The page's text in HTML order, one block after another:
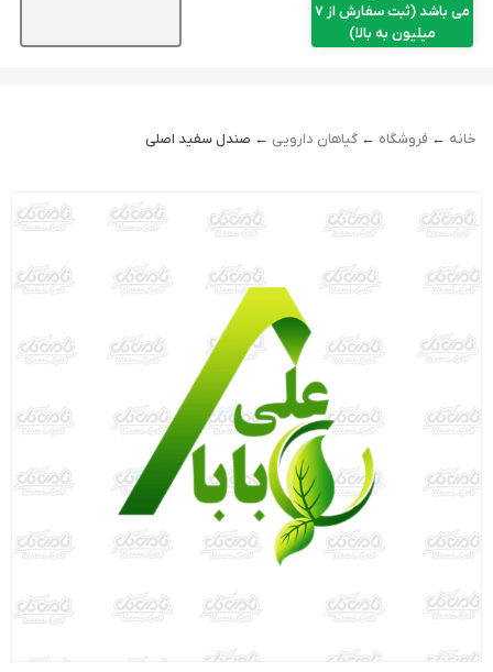
می باشد (ثبت سفارش از 7
میلیون به بالا)
خانه ← فروشگاه ← گیاهان دارویی ← صندل سفید اصلی